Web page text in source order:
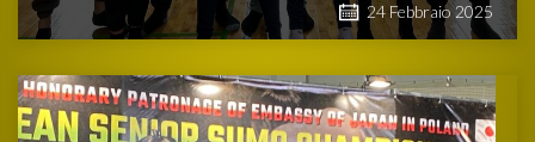
24 Febbraio 2025